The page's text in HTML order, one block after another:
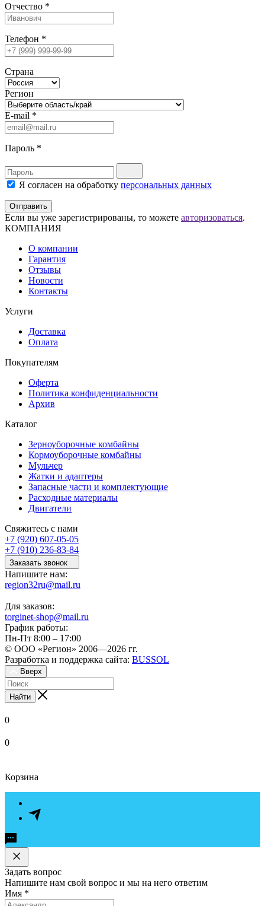
Отчество *
Телефон *
Страна
Регион
E-mail *
Пароль *
Я согласен на обработку персональных данных
Отправить
Если вы уже зарегистрированы, то можете авторизоваться.
КОМПАНИЯ
О компании
Гарантия
Отзывы
Новости
Контакты
Услуги
Доставка
Оплата
Покупателям
Оферта
Политика конфиденциальности
Архив
Каталог
Зерноуборочные комбайны
Кормоуборочные комбайны
Мульчер
Жатки и адаптеры
Запасные части и комплектующие
Расходные материалы
Двигатели
Свяжитесь с нами
+7 (920) 607-05-05
+7 (910) 236-83-84
Заказать звонок
Напишите нам:
region32ru@mail.ru
Для заказов:
torginet-shop@mail.ru
График работы:
Пн-Пт 8:00 – 17:00
© ООО «Регион» 2006—2026 гг.
Разработка и поддержка сайта: BUSSOL
Вверх
Найти
0
0
Корзина
Задать вопрос
Напишите нам свой вопрос и мы на него ответим
Имя *